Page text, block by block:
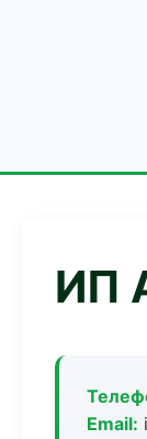
ИП
Email: